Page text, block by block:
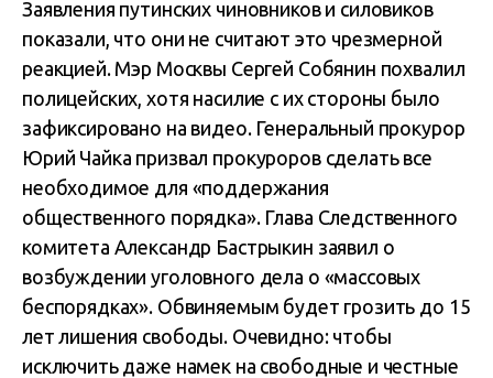
Заявления путинских чиновников и силовиков
показали, что они не считают это чрезмерной
реакцией. Мэр Москвы Сергей Собянин похвалил
полицейских, хотя насилие с их стороны было
зафиксировано на видео. Генеральный прокурор
Юрий Чайка призвал прокуроров сделать все
необходимое для «поддержания
общественного порядка». Глава Следственного
комитета Александр Бастрыкин заявил о
возбуждении уголовного дела о «массовых
беспорядках». Обвиняемым будет грозить до 15
лет лишения свободы. Очевидно: чтобы
исключить даже намек на свободные и честные